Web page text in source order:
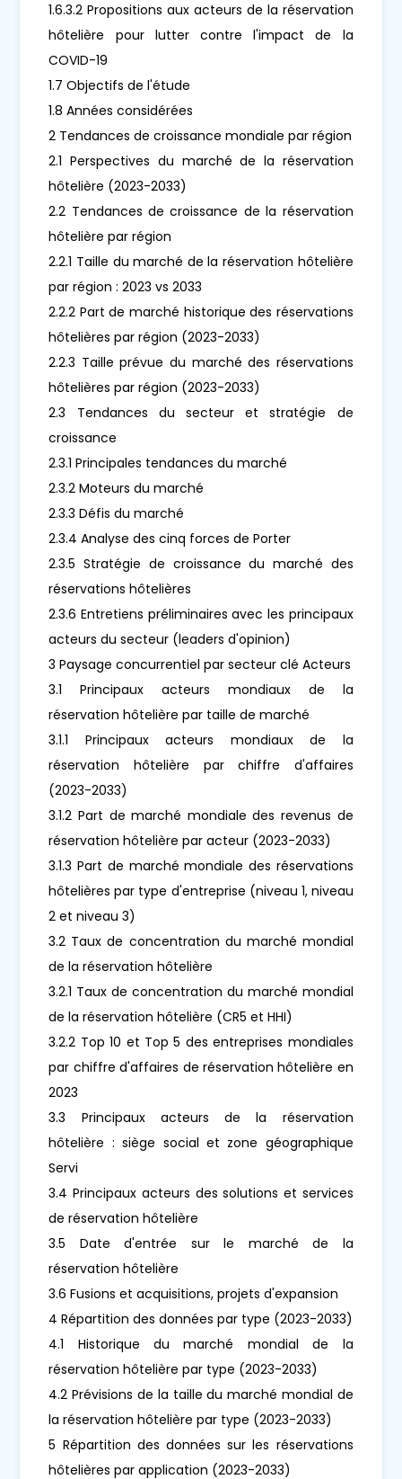
1.6.3.2 Propositions aux acteurs de la réservation
hôtelière pour lutter contre l'impact de la
COVID-19
1.7 Objectifs de l'étude
1.8 Années considérées
2 Tendances de croissance mondiale par région
2.1 Perspectives du marché de la réservation
hôtelière (2023-2033)
2.2 Tendances de croissance de la réservation
hôtelière par région
2.2.1 Taille du marché de la réservation hôtelière
par région : 2023 vs 2033
2.2.2 Part de marché historique des réservations
hôtelières par région (2023-2033)
2.2.3 Taille prévue du marché des réservations
hôtelières par région (2023-2033)
2.3 Tendances du secteur et stratégie de
croissance
2.3.1 Principales tendances du marché
2.3.2 Moteurs du marché
2.3.3 Défis du marché
2.3.4 Analyse des cinq forces de Porter
2.3.5 Stratégie de croissance du marché des
réservations hôtelières
2.3.6 Entretiens préliminaires avec les principaux
acteurs du secteur (leaders d'opinion)
3 Paysage concurrentiel par secteur clé Acteurs
3.1 Principaux acteurs mondiaux de la
réservation hôtelière par taille de marché
3.1.1 Principaux acteurs mondiaux de la
réservation hôtelière par chiffre d'affaires
(2023-2033)
3.1.2 Part de marché mondiale des revenus de
réservation hôtelière par acteur (2023-2033)
3.1.3 Part de marché mondiale des réservations
hôtelières par type d'entreprise (niveau 1, niveau
2 et niveau 3)
3.2 Taux de concentration du marché mondial
de la réservation hôtelière
3.2.1 Taux de concentration du marché mondial
de la réservation hôtelière (CR5 et HHI)
3.2.2 Top 10 et Top 5 des entreprises mondiales
par chiffre d'affaires de réservation hôtelière en
2023
3.3 Principaux acteurs de la réservation
hôtelière : siège social et zone géographique
Servi
3.4 Principaux acteurs des solutions et services
de réservation hôtelière
3.5 Date d'entrée sur le marché de la
réservation hôtelière
3.6 Fusions et acquisitions, projets d'expansion
4 Répartition des données par type (2023-2033)
4.1 Historique du marché mondial de la
réservation hôtelière par type (2023-2033)
4.2 Prévisions de la taille du marché mondial de
la réservation hôtelière par type (2023-2033)
5 Répartition des données sur les réservations
hôtelières par application (2023-2033)